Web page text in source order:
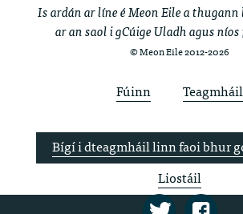
Is ardán ar líne é Meon Eile a
ar an saol i gCúige Uladh agus
© Meon Eile 2012-2026
Fúinn Teagmháil
Bígí i dteagmháil linn faoi bhur
Liostáil